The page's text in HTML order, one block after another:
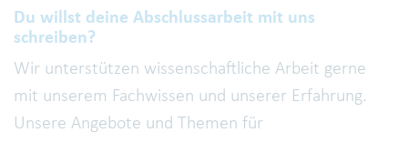
Du willst deine Abschlussarbeit mit uns
schreiben?
Wir unterstützen wissenschaftliche Arbeit gerne
mit unserem Fachwissen und unserer Erfahrung.
Unsere Angebote und Themen für